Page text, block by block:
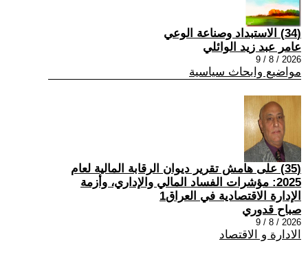
(34) الاستبداد وصناعة الوعي
عامر عبد زيد الوائلي
2026 / 8 / 9
مواضيع وابحاث سياسية
(35) على هامش تقرير ديوان الرقابة المالية لعام
2025: مؤشرات الفساد المالي والإداري، وأزمة
الإدارة الاقتصادية في العراق1
صباح قدوري
2026 / 8 / 9
الادارة و الاقتصاد